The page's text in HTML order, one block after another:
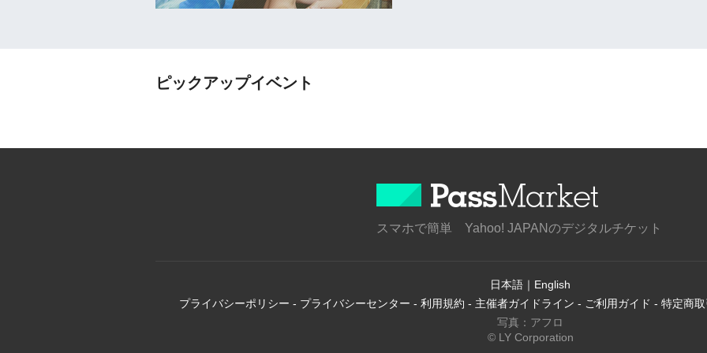
ピックアップイベント
スマホで簡単 Yahoo! JAPANのデジタルチケット
日本語 ｜ English
プライバシーポリシー - プライバシーセンター - 利用規約 - 主催者ガイドライン - ご利用ガイド - 特定商
写真：アフロ
© LY Corporation